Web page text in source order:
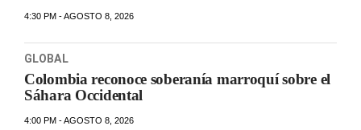
4:30 PM - AGOSTO 8, 2026
GLOBAL
Colombia reconoce soberanía marroquí sobre el
Sáhara Occidental
4:00 PM - AGOSTO 8, 2026